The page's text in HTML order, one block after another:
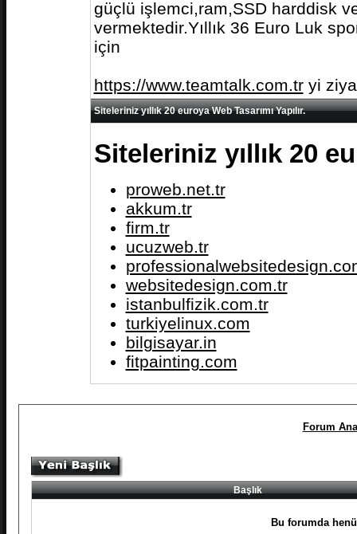
güçlü işlemci,ram,SSD harddisk
vermektedir.Yıllık 36 Euro Luk
için
https://www.teamtalk.com.tryi
Siteleriniz yıllık 20 euroya Web Tasarımı Yapılır.
Siteleriniz yıllık 20
proweb.net.tr
akkum.tr
firm.tr
ucuzweb.tr
websitedesign.com.tr
istanbulfizik.com.tr
turkiyelinux.com
bilgisayar.in
fitpainting.com
Forum
Başlık
Bu forumda